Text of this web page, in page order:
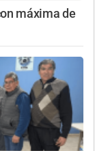
máxima de